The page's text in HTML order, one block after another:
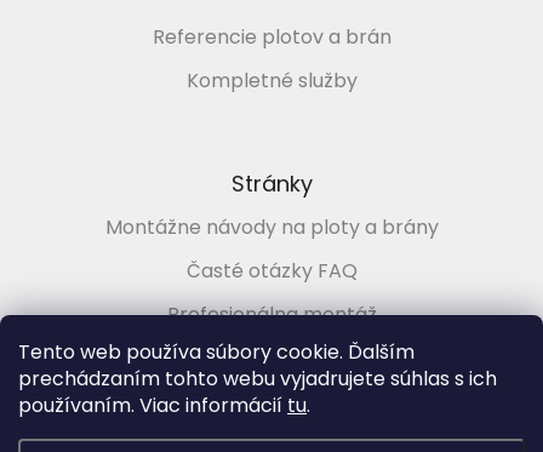
Tento web používa súbory cookie. Ďalším
prechádzaním tohto webu vyjadrujete súhlas s ich
používaním. Viac informácií tu.
Referencie plotov a brán
Kompletné služby
Stránky
Montážne návody na ploty a brány
Časté otázky FAQ
Profesionálna montáž
Poradenstvo zadarmo